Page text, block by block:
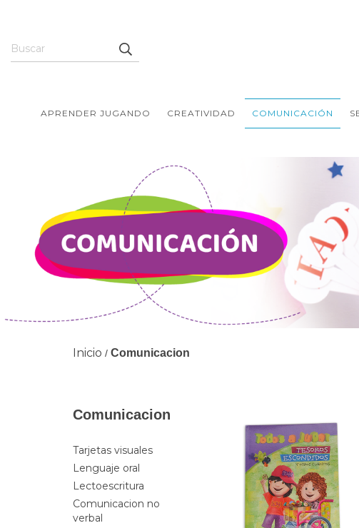
APRENDER JUGANDO CREATIVIDAD COMUNICACIÓN
Inicio / Comunicacion
Comunicacion
Tarjetas visuales
Lenguaje oral
Lectoescritura
Comunicacion no
verbal